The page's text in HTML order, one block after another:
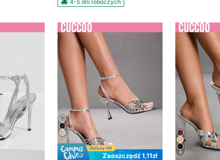
4-5 dni roboczych
Zaoszczędź 1,11zł 8